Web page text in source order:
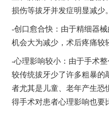
牙周治疗
牙体牙髓
儿童齿科
综合口腔检查
舒适洁牙
牙种植
损伤等拔牙并发症明显减少。
-创口愈合快：由于精细器
机会大为减少，术后疼痛较
-心理影响较小：由于手术整
较传统拔牙少了许多粗暴的
者尤其是儿童、老年产生恐
得手术对患者心理影响也要